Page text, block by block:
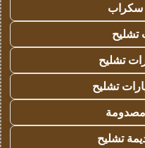
سكراب
تشليح
تشليح
تشليح
تشليح